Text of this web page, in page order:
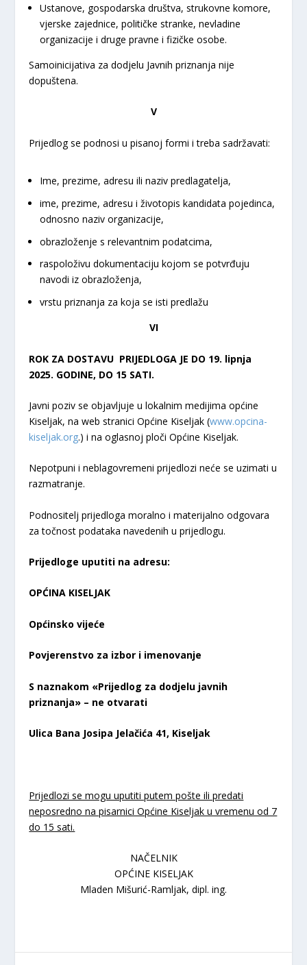
Ustanove, gospodarska društva, strukovne komore,
vjerske zajednice, političke stranke, nevladine
organizacije i druge pravne i fizičke osobe.
Samoinicijativa za dodjelu Javnih priznanja nije
dopuštena.
V
Prijedlog se podnosi u pisanoj formi i treba sadržavati:
Ime, prezime, adresu ili naziv predlagatelja,
ime, prezime, adresu i životopis kandidata pojedinca,
odnosno naziv organizacije,
obrazloženje s relevantnim podatcima,
raspoloživu dokumentaciju kojom se potvrđuju
navodi iz obrazloženja,
vrstu priznanja za koja se isti predlažu
VI
ROK ZA DOSTAVU PRIJEDLOGA JE DO 19. lipnja
2025. GODINE, DO 15 SATI.
Javni poziv se objavljuje u lokalnim medijima općine
Kiseljak, na web stranici Općine Kiseljak (www.opcina-
kiseljak.org.) i na oglasnoj ploči Općine Kiseljak.
Nepotpuni i neblagovremeni prijedlozi neće se uzimati u
razmatranje.
Podnositelj prijedloga moralno i materijalno odgovara
za točnost podataka navedenih u prijedlogu.
Prijedloge uputiti na adresu:
OPĆINA KISELJAK
Općinsko vijeće
Povjerenstvo za izbor i imenovanje
S naznakom «Prijedlog za dodjelu javnih
priznanja» – ne otvarati
Ulica Bana Josipa Jelačića 41, Kiseljak
Prijedlozi se mogu uputiti putem pošte ili predati
neposredno na pisarnici Općine Kiseljak u vremenu od 7
do 15 sati.
NAČELNIK
OPĆINE KISELJAK
Mladen Mišurić-Ramljak, dipl. ing.